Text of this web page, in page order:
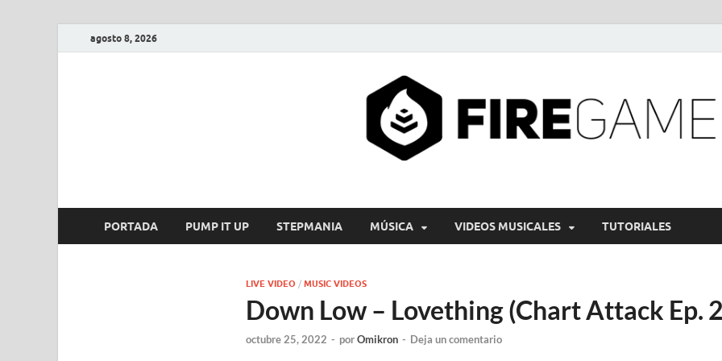
agosto 8, 2026
FIRE GAME
PORTADA PUMP IT UP STEPMANIA MÚSICA VIDEOS MUSICALES TUTORIALES
LIVE VIDEO / MUSIC VIDEOS
Down Low – Lovething (Chart Attack Ep.
octubre 25, 2022 - porOmikron - Deja un comentario